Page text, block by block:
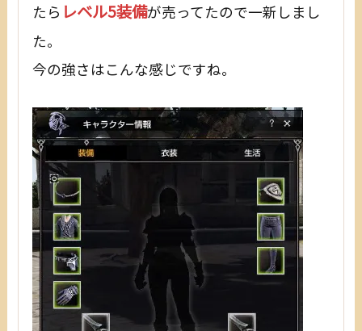
たら レベル5装備が売ってたので一新しまし
た。
今の強さはこんな感じですね。